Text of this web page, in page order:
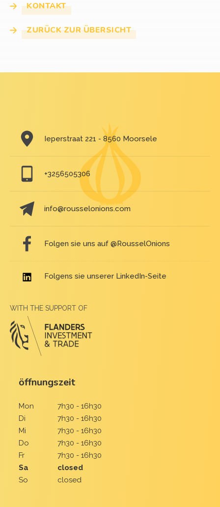
KONTAKT
ZURÜCK ZUR ÜBERSICHT
Ieperstraat 221 - 8560 Moorsele
+3256505306
info@rousselonions.com
Folgen sie uns auf @RousselOnions
Folgens sie unserer LinkedIn-Seite
WITH THE SUPPORT OF
öffnungszeit
Mon
7h30 - 16h30
Di
7h30 - 16h30
Mi
7h30 - 16h30
Do
7h30 - 16h30
Fr
7h30 - 16h30
Sa
closed
So
closed